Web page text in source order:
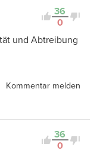
36
0
und Abtreibung
Kommentar melden
36
0